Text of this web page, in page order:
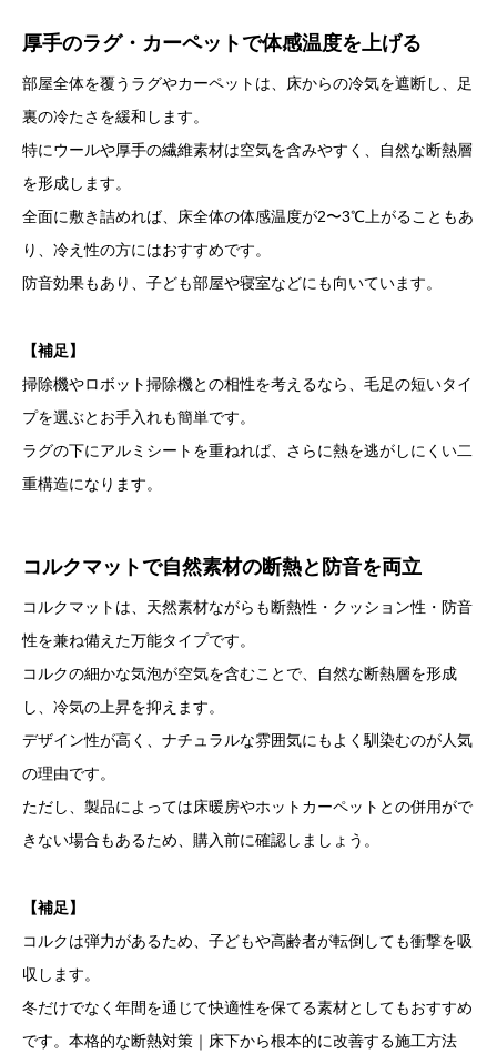
厚手のラグ・カーペットで体感温度を上げる
部屋全体を覆うラグやカーペットは、床からの冷気を遮断し、足
裏の冷たさを緩和します。
特にウールや厚手の繊維素材は空気を含みやすく、自然な断熱層
を形成します。
全面に敷き詰めれば、床全体の体感温度が2〜3℃上がることもあ
り、冷え性の方にはおすすめです。
防音効果もあり、子ども部屋や寝室などにも向いています。
【補足】
掃除機やロボット掃除機との相性を考えるなら、毛足の短いタイ
プを選ぶとお手入れも簡単です。
ラグの下にアルミシートを重ねれば、さらに熱を逃がしにくい二
重構造になります。
コルクマットで自然素材の断熱と防音を両立
コルクマットは、天然素材ながらも断熱性・クッション性・防音
性を兼ね備えた万能タイプです。
コルクの細かな気泡が空気を含むことで、自然な断熱層を形成
し、冷気の上昇を抑えます。
デザイン性が高く、ナチュラルな雰囲気にもよく馴染むのが人気
の理由です。
ただし、製品によっては床暖房やホットカーペットとの併用がで
きない場合もあるため、購入前に確認しましょう。
【補足】
コルクは弾力があるため、子どもや高齢者が転倒しても衝撃を吸
収します。
冬だけでなく年間を通じて快適性を保てる素材としてもおすすめ
です。本格的な断熱対策｜床下から根本的に改善する施工方法